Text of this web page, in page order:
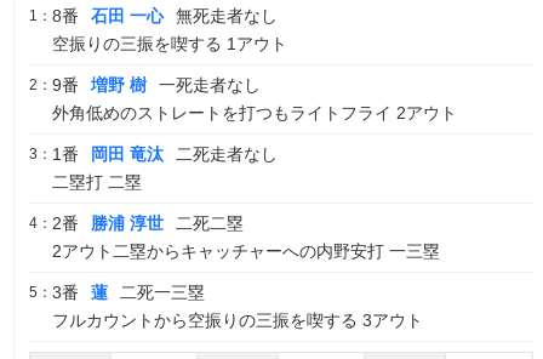
1： 8番 石田 一心
無死走者なし
空振りの三振を喫する 1アウト
2： 9番 増野 樹
一死走者なし
外角低めのストレートを打つもライトフライ 2アウト
3： 1番 岡田 竜汰
二死走者なし
二塁打 二塁
4： 2番 勝浦 淳世
二死二塁
2アウト二塁からキャッチャーへの内野安打 一三塁
5： 3番 蓮
二死一三塁
フルカウントから空振りの三振を喫する 3アウト